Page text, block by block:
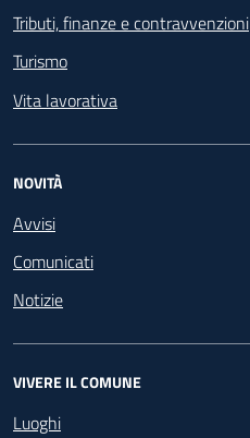
Tributi, finanze e contravvenzioni
Turismo
Vita lavorativa
NOVITÀ
Avvisi
Comunicati
Notizie
VIVERE IL COMUNE
Luoghi